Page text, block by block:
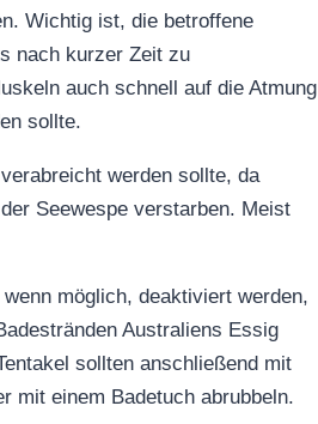
Wichtig ist, die betroffene
nach kurzer Zeit zu
auch schnell auf die Atmung
sollte.
werden sollte, da
Seewespe verstarben. Meist
möglich, deaktiviert werden,
Australiens Essig
sollten anschließend mit
mit einem Badetuch abrubbeln.